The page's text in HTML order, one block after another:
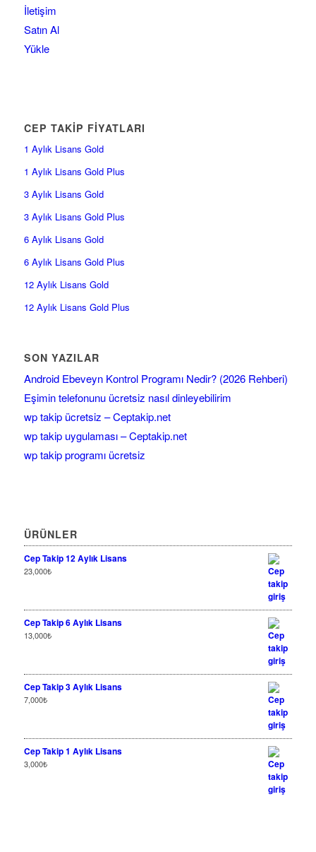
İletişim
Satın Al
Yükle
CEP TAKİP FİYATLARI
1 Aylık Lisans Gold
1 Aylık Lisans Gold Plus
3 Aylık Lisans Gold
3 Aylık Lisans Gold Plus
6 Aylık Lisans Gold
6 Aylık Lisans Gold Plus
12 Aylık Lisans Gold
12 Aylık Lisans Gold Plus
SON YAZILAR
Android Ebeveyn Kontrol Programı Nedir? (2026 Rehberi)
Eşimin telefonunu ücretsiz nasıl dinleyebilirim
wp takip ücretsiz – Ceptakip.net
wp takip uygulaması – Ceptakip.net
wp takip programı ücretsiz
ÜRÜNLER
Cep Takip 12 Aylık Lisans
23,000₺
Cep Takip 6 Aylık Lisans
13,000₺
Cep Takip 3 Aylık Lisans
7,000₺
Cep Takip 1 Aylık Lisans
3,000₺